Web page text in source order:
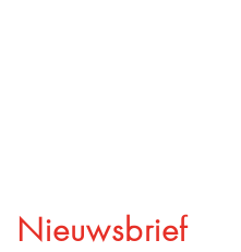
Nieuwsbrief